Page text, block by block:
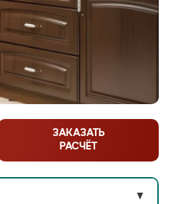
ЗАКАЗАТЬ
РАСЧЁТ
▼